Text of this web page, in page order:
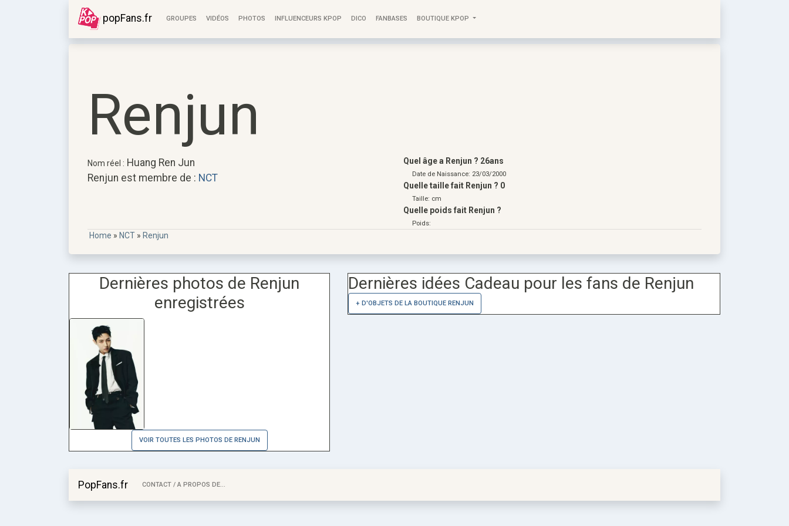
popFans.fr GROUPES VIDÉOS PHOTOS INFLUENCEURS KPOP DICO FANBASES BOUTIQUE KPOP
Renjun
Nom réel : Huang Ren Jun
Renjun est membre de : NCT
Quel âge a Renjun ? 26ans
Date de Naissance: 23/03/2000
Quelle taille fait Renjun ? 0
Taille: cm
Quelle poids fait Renjun ?
Poids:
Home » NCT » Renjun
Dernières photos de Renjun
enregistrées
VOIR TOUTES LES PHOTOS DE RENJUN
Dernières idées Cadeau pour les fans de Renjun
+ D'OBJETS DE LA BOUTIQUE RENJUN
PopFans.fr CONTACT / A PROPOS DE...